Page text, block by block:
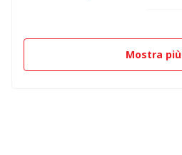
Mostra più